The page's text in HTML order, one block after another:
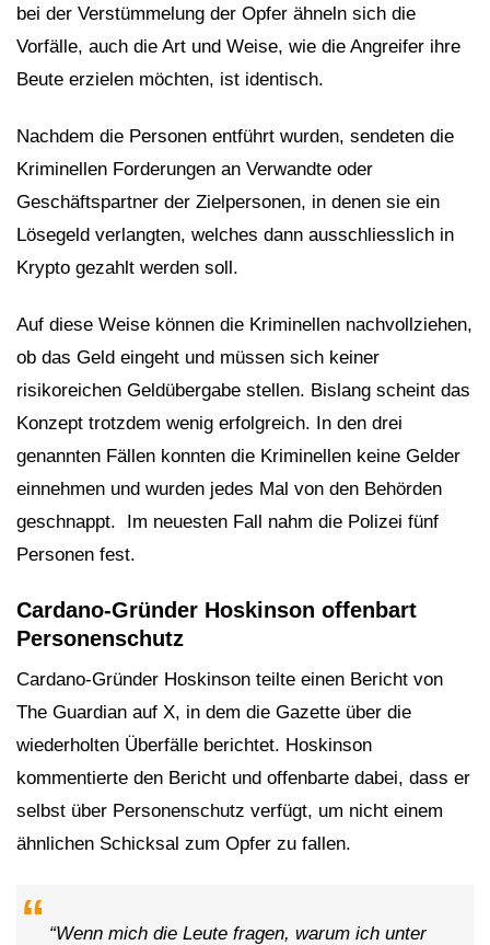
bei der Verstümmelung der Opfer ähneln sich die
Vorfälle, auch die Art und Weise, wie die Angreifer ihre
Beute erzielen möchten, ist identisch.
Nachdem die Personen entführt wurden, sendeten die
Kriminellen Forderungen an Verwandte oder
Geschäftspartner der Zielpersonen, in denen sie ein
Lösegeld verlangten, welches dann ausschliesslich in
Krypto gezahlt werden soll.
Auf diese Weise können die Kriminellen nachvollziehen,
ob das Geld eingeht und müssen sich keiner
risikoreichen Geldübergabe stellen. Bislang scheint das
Konzept trotzdem wenig erfolgreich. In den drei
genannten Fällen konnten die Kriminellen keine Gelder
einnehmen und wurden jedes Mal von den Behörden
geschnappt. Im neuesten Fall nahm die Polizei fünf
Personen fest.
Cardano-Gründer Hoskinson offenbart
Personenschutz
Cardano-Gründer Hoskinson teilte einen Bericht von
The Guardian auf X, in dem die Gazette über die
wiederholten Überfälle berichtet. Hoskinson
kommentierte den Bericht und offenbarte dabei, dass er
selbst über Personenschutz verfügt, um nicht einem
ähnlichen Schicksal zum Opfer zu fallen.
“Wenn mich die Leute fragen, warum ich unter